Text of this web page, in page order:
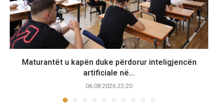
Maturantët u kapën duke përdorur inteligjencën
artificiale në...
06.08.2026 23:20